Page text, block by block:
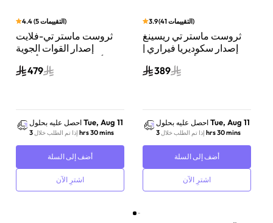
4.4(5التقييمات)
ثروست ماستر تي-فلايت
إصدار القوات الجوية
الأمريكية | سماعة ألعاب
سلكية فوق الأذن | تصميم
الجودة | أسود
479
احصل عليه بحلول Tue, Aug 11
إذا تم الطلب خلال 3 hrs 30 mins
أضف إلى السلة
اشترِ الآن
3.9(41التقييمات)
ثروست ماستر تي ريسينغ
إصدار سكوديريا فيراري |
سماعة ألعاب سلكية |
تصميم رسمي من فيراري،
389
احصل عليه بحلول Tue, Aug 11
إذا تم الطلب خلال 3 hrs 30 mins
أضف إلى السلة
اشترِ الآن